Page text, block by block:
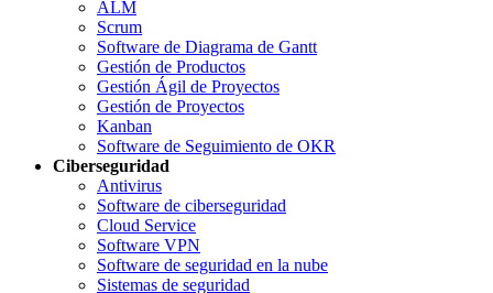
ALM
Scrum
Software de Diagrama de Gantt
Gestión de Productos
Gestión Ágil de Proyectos
Gestión de Proyectos
Kanban
Software de Seguimiento de OKR
Ciberseguridad
Antivirus
Software de ciberseguridad
Cloud Service
Software VPN
Software de seguridad en la nube
Sistemas de seguridad